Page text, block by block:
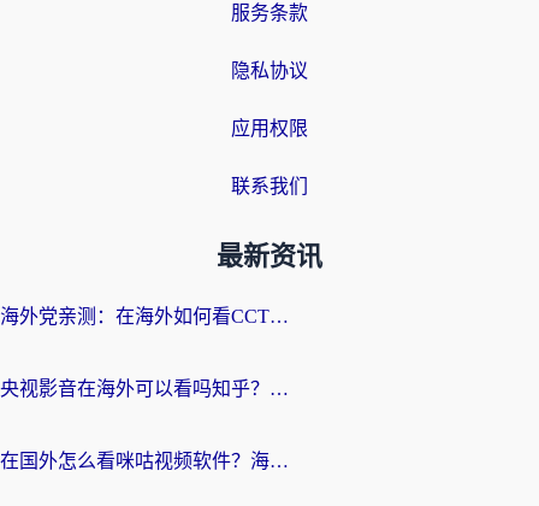
服务条款
隐私协议
应用权限
联系我们
最新资讯
海外党亲测：在海外如何看CCTV？告别“仅限大陆播放”的实用指南
央视影音在海外可以看吗知乎？留学生亲测：3步解决地域限制+追剧自由
在国外怎么看咪咕视频软件？海外党亲测有效的回国加速方案